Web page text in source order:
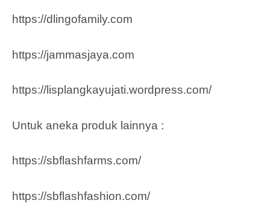
https://dlingofamily.com
https://jammasjaya.com
https://lisplangkayujati.wordpress.com/
Untuk aneka produk lainnya :
https://sbflashfarms.com/
https://sbflashfashion.com/